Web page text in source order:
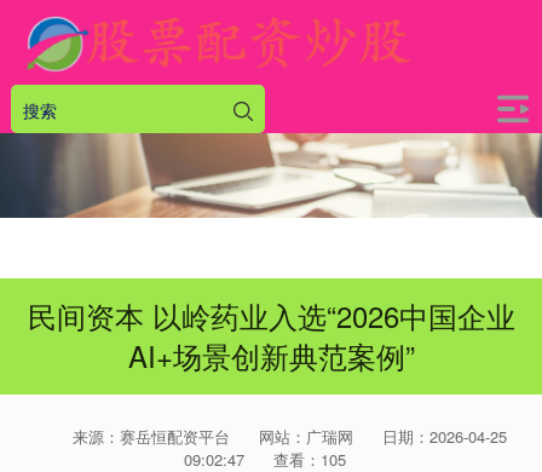
民间资本 以岭药业入选“2026中国企业
AI+场景创新典范案例”
来源：赛岳恒配资平台 网站：广瑞网
日期：2026-04-25
09:02:47
查看：105